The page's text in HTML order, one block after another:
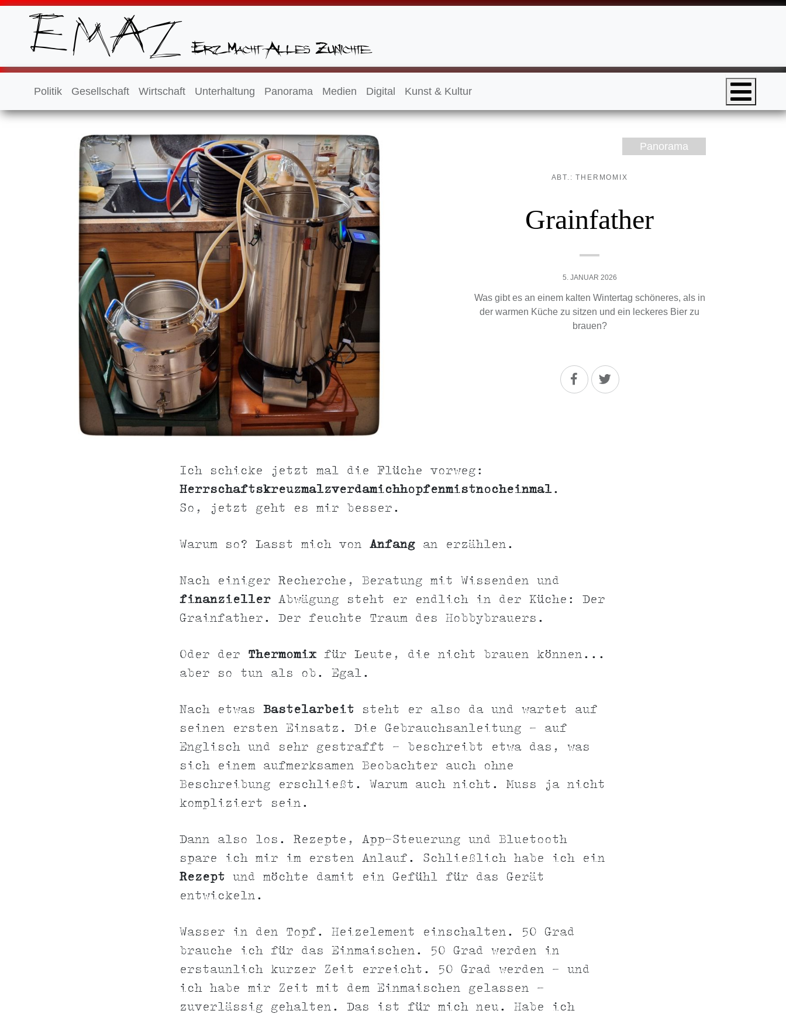
Politik Gesellschaft Wirtschaft Unterhaltung Panorama Medien Digital Kunst & Kultur
Panorama
ABT.: THERMOMIX
Grainfather
5. JANUAR 2026
Was gibt es an einem kalten Wintertag schöneres, als in
der warmen Küche zu sitzen und ein leckeres Bier zu
brauen?
Ich schicke jetzt mal die Flüche vorweg:
Herrschaftskreuzmalzverdamichhopfenmistnocheinmal .
So, jetzt geht es mir besser.
Warum so? Lasst mich von Anfang an erzählen.
Nach einiger Recherche, Beratung mit Wissenden und
finanzieller Abwägung steht er endlich in der Küche: Der
Grainfather. Der feuchte Traum des Hobbybrauers.
Oder der Thermomixfür Leute, die nicht brauen können...
aber so tun als ob. Egal.
Nach etwas Bastelarbeit steht er also da und wartet auf
seinen ersten Einsatz. Die Gebrauchsanleitung - auf
Englisch und sehr gestrafft - beschreibt etwa das, was
sich einem aufmerksamen Beobachter auch ohne
Beschreibung erschließt. Warum auch nicht. Muss ja nicht
kompliziert sein.
Dann also los. Rezepte, App-Steuerung und Bluetooth
spare ich mir im ersten Anlauf. Schließlich habe ich ein
Rezept und möchte damit ein Gefühl für das Gerät
entwickeln.
Wasser in den Topf. Heizelement einschalten. 50 Grad
brauche ich für das Einmaischen. 50 Grad werden in
erstaunlich kurzer Zeit erreicht. 50 Grad werden - und
ich habe mir Zeit mit dem Einmaischen gelassen -
zuverlässig gehalten. Das ist für mich neu. Habe ich